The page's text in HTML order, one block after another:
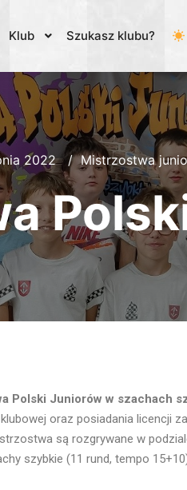
Klub Szukasz klubu?
2022 Mistrzostwa
Polski Juniorów w szachach
oraz posiadania licencji
są rozgrywane w
szybkie (11 rund, tempo